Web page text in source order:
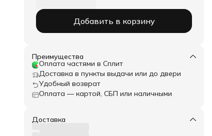
Добавить в корзину
Преимущества
Оплата частями в Сплит
Доставка в пункты выдачи или до двери
Удобный возврат
Оплата — картой, СБП или наличными
Доставка